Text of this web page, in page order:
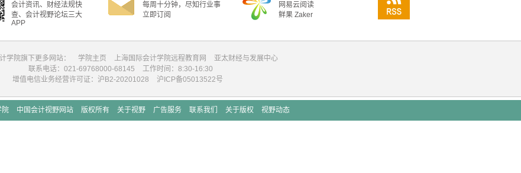
会计资讯、财经法规快
查、会计视野论坛三大
APP
每周十分钟，尽知行业事
立即订阅
网易云阅读
鲜果 Zaker
学院旗下更多网站： 学院主页 上海国际会计学院远程教育网
亚太财经与发展中心
联系电话：021-69768000-68145
工作时间：8:30-16:30
增值电信业务经营许可证：沪B2-20201028
沪ICP备05013522号
院 中国会计视野网站 版权所有 关于视野 广告服务 联系我们 关于版权 视野动态